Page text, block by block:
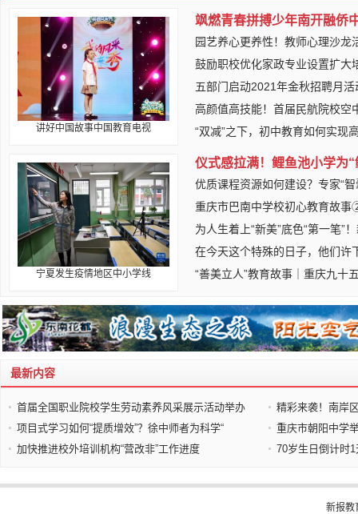
讲好中国故事中国教育电视
宁夏发生疫情地区中小学线
飒燃青春拼搏少年南开融侨
园艺养心更养性！教师心理沙龙
鼓励职校优化家政专业设置扩大
五部门启动2021年金秋招聘月活
高颜值高技能！首届民航院校空
“双减”之下，初中教育如何实现
仪式感拉满！鲤鱼池小学为
优质课程资源如何建设？专家“
重庆市巴南中学校初心教育故
为人生着上“新美”底色“第一笔”
在今天这个特殊的日子，他们
“善美立人”教育故事｜重庆九十
最新内容
首届全国职业院校学生劳动素养风采展示活动举办
精彩来袭！南岸
项目式学习如何“提质增效”？徐中师者为科学“
重庆市朝阳中学
加快推进校外培训机构“营改非”工作进度
70岁生日倒计时1
新报教